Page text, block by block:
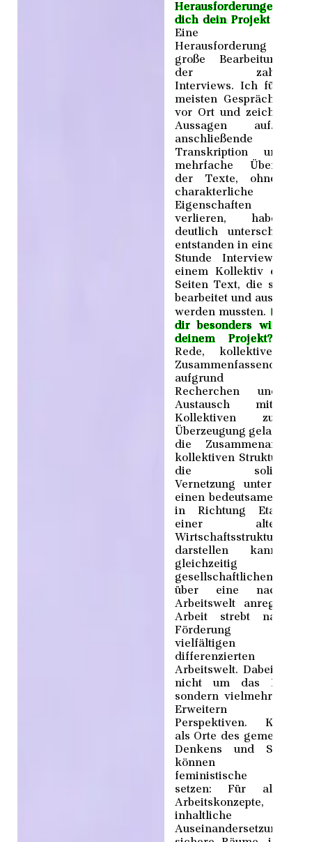
Herausforderungen
dich dein Projekt
Eine
Herausforderung war
große
der
Interviews. Ich führte
meisten Gespräche
vor Ort und zeichnete
Aussagen auf.
anschließende
Transkription und
mehrfache
der Texte, ohne
charakterliche
Eigenschaften
verlieren, habe
deutlich unterschätzt!
entstanden in einer
Stunde Interviewzeit
einem Kollektiv oft
Seiten Text, die
bearbeitet und
werden mussten. ►
dir besonders wichtig
deinem Projekt?
Rede, kollektiver
Zusammenfassend bin
aufgrund
Recherchen und
Austausch mit
Kollektiven zu
Überzeugung gelangt,
die Zusammenarbeit
kollektiven Strukturen
die
Vernetzung
einen bedeutsamen
in Richtung
einer
Wirtschaftsstruktur
darstellen kann
gleichzeitig
gesellschaftlichen
über eine
Arbeitswelt anregt.
Arbeit strebt nach
Förderung
vielfältigen
differenzierten
Arbeitswelt. Dabei geht
nicht um das
sondern vielmehr um
Erweitern
Perspektiven.
als Orte des
Denkens und
können
feministische
setzen: Für
Arbeitskonzepte,
inhaltliche
Auseinandersetzungen,